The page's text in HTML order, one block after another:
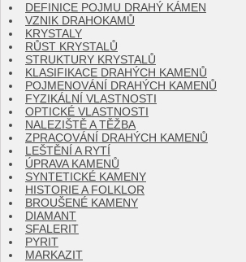
DEFINICE POJMU DRAHÝ KÁMEN
VZNIK DRAHOKAMŮ
KRYSTALY
RŮST KRYSTALŮ
STRUKTURY KRYSTALŮ
KLASIFIKACE DRAHÝCH KAMENŮ
POJMENOVÁNÍ DRAHÝCH KAMENŮ
FYZIKÁLNÍ VLASTNOSTI
OPTICKÉ VLASTNOSTI
NALEZIŠTĚ A TĚŽBA
ZPRACOVÁNÍ DRAHÝCH KAMENŮ
LEŠTĚNÍ A RYTÍ
ÚPRAVA KAMENŮ
SYNTETICKÉ KAMENY
HISTORIE A FOLKLOR
BROUŠENÉ KAMENY
DIAMANT
SFALERIT
PYRIT
MARKAZIT